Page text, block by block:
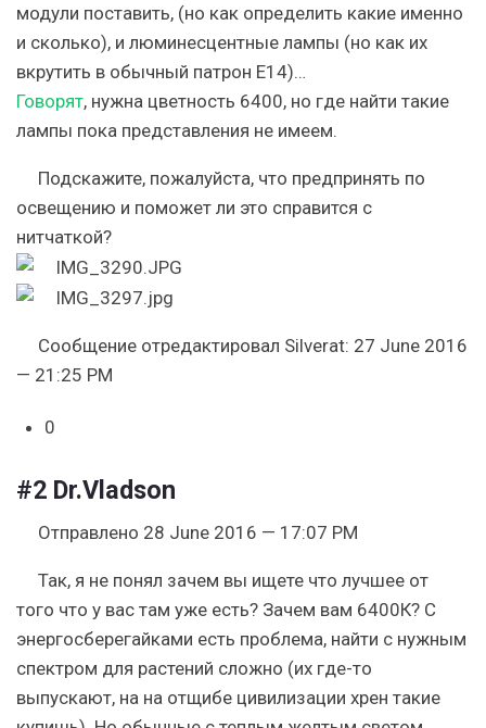
модули поставить, (но как определить какие именно
и сколько), и люминесцентные лампы (но как их
вкрутить в обычный патрон Е14)…
Говорят, нужна цветность 6400, но где найти такие
лампы пока представления не имеем.
Подскажите, пожалуйста, что предпринять по
освещению и поможет ли это справится с
нитчаткой?
Сообщение отредактировал Silverat: 27 June 2016
— 21:25 PM
0
#2 Dr.Vladson
Отправлено 28 June 2016 — 17:07 PM
Так, я не понял зачем вы ищете что лучшее от
того что у вас там уже есть? Зачем вам 6400К? С
энергосберегайками есть проблема, найти с нужным
спектром для растений сложно (их где-то
выпускают, на на отщибе цивилизации хрен такие